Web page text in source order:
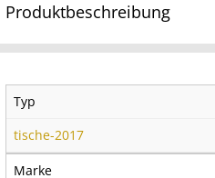
Produktbeschreibung
Typ
tische-2017
Marke